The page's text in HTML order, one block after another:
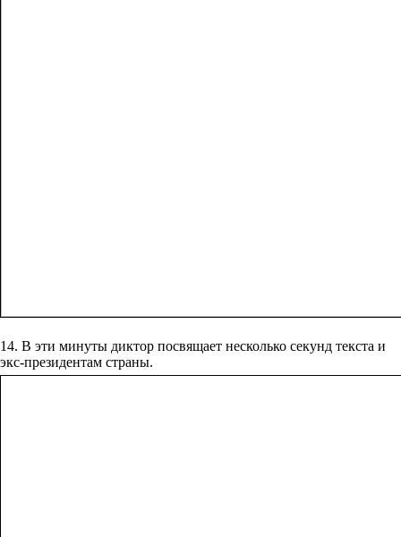
14. В эти минуты диктор посвящает несколько секунд текста и
экс-президентам страны.